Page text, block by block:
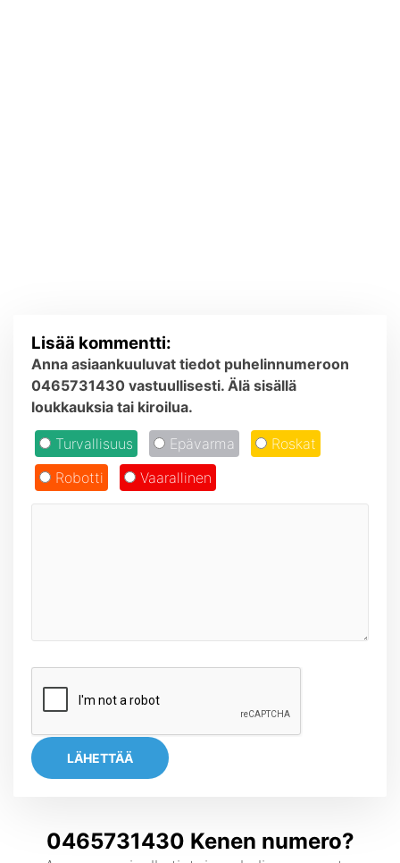
Lisää kommentti:
Anna asiaankuuluvat tiedot puhelinnumeroon
0465731430 vastuullisesti. Älä sisällä
loukkauksia tai kiroilua.
Turvallisuus Epävarma
Roskat
Robotti
Vaarallinen
LÄHETTÄÄ
0465731430 Kenen numero?